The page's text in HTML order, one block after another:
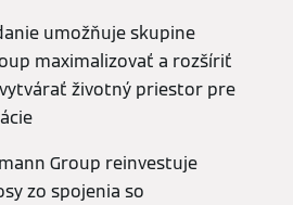
umožňuje skupine
maximalizovať a rozšíriť
životný priestor pre
Group reinvestuje
zo spojenia so